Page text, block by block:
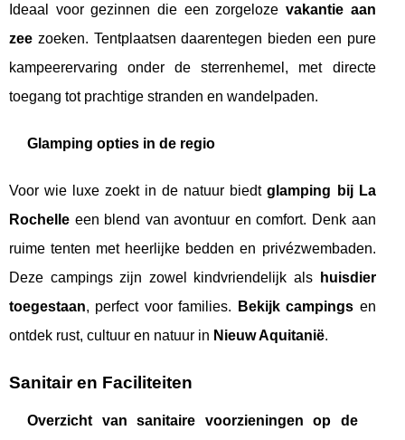
Ideaal voor gezinnen die een zorgeloze vakantie aan
zee zoeken. Tentplaatsen daarentegen bieden een pure
kampeerervaring onder de sterrenhemel, met directe
toegang tot prachtige stranden en wandelpaden.
Glamping opties in de regio
Voor wie luxe zoekt in de natuur biedtglamping bij La
Rochelle een blend van avontuur en comfort. Denk aan
ruime tenten met heerlijke bedden en privézwembaden.
Deze campings zijn zowel kindvriendelijk als
huisdier
toegestaan, perfect voor families. Bekijk campings en
ontdek rust, cultuur en natuur in Nieuw Aquitanië.
Sanitair en Faciliteiten
Overzicht van sanitaire voorzieningen op de